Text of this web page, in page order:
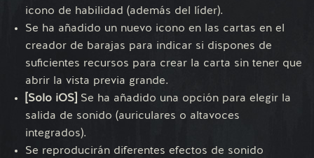
icono de habilidad (además del líder).
Se ha añadido un nuevo icono en las cartas en el
creador de barajas para indicar si dispones de
suficientes recursos para crear la carta sin tener que
abrir la vista previa grande.
[Solo iOS]
Se ha añadido una opción para elegir la
salida de sonido (auriculares o altavoces
integrados).
Se reproducirán diferentes efectos de sonido